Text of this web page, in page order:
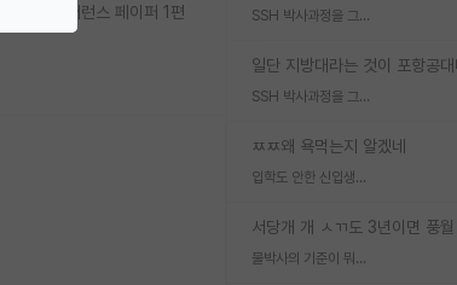
SSH 박사과정을 그만두고 지방대 박사로 옮기면 교수의 꿈은 끝일까요?
SSH 박사과정을 그만두고 지방대 박사로 옮기면 교수의 꿈은 끝일까요?
ㅉㅉ왜 욕먹는지 알겠네
입학도 안한 신입생이 원래 관심을 받나요
물박사의 기준이 뭐임?
국제 컨퍼런스 페이퍼 1편